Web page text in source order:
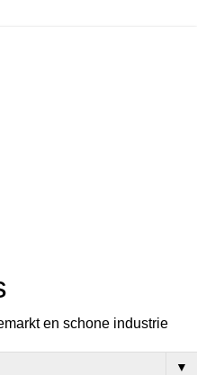
en schone industrie
▼